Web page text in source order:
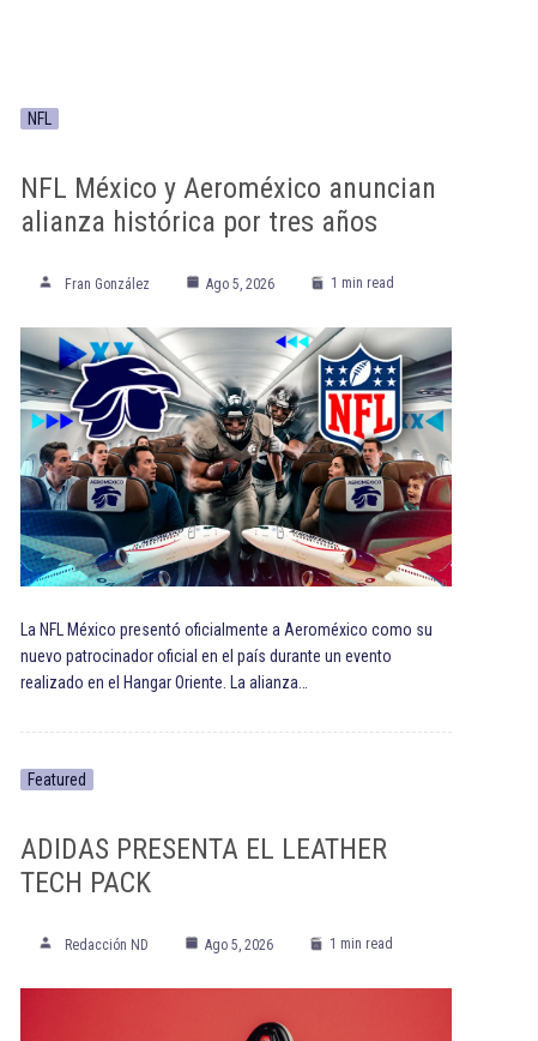
NFL
NFL México y Aeroméxico anuncian
alianza histórica por tres años
Fran González Ago 5, 2026 1 min read
La NFL México presentó oficialmente a Aeroméxico como su
nuevo patrocinador oficial en el país durante un evento
realizado en el Hangar Oriente. La alianza…
Featured
ADIDAS PRESENTA EL LEATHER
TECH PACK
Redacción ND Ago 5, 2026 1 min read